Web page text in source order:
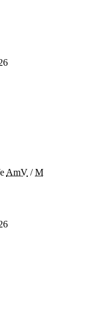
AmV /M